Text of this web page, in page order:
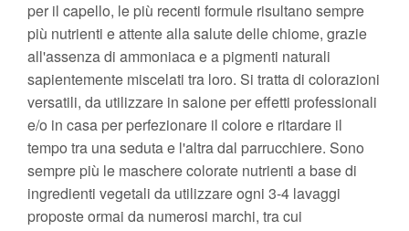
per il capello, le più recenti formule risultano sempre
più nutrienti e attente alla salute delle chiome, grazie
all'assenza di ammoniaca e a pigmenti naturali
sapientemente miscelati tra loro. Si tratta di colorazioni
versatili, da utilizzare in salone per effetti professionali
e/o in casa per perfezionare il colore e ritardare il
tempo tra una seduta e l'altra dal parrucchiere. Sono
sempre più le maschere colorate nutrienti a base di
ingredienti vegetali da utilizzare ogni 3-4 lavaggi
proposte ormai da numerosi marchi, tra cui